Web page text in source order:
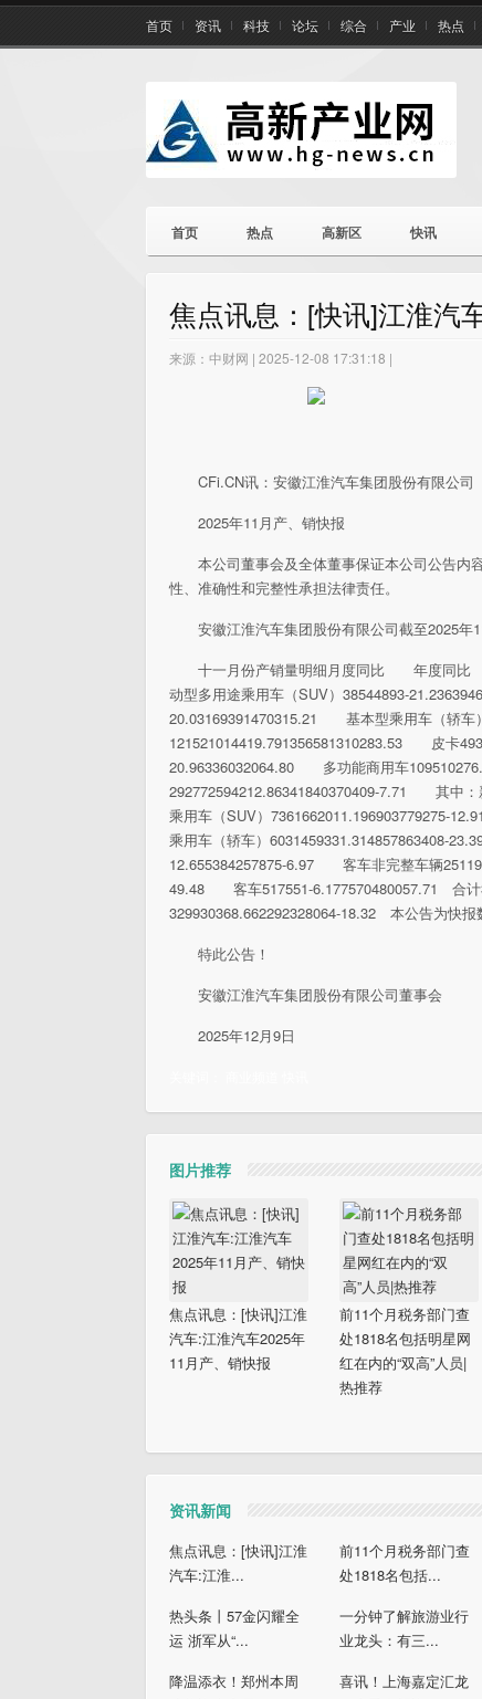
首页 资讯 科技 论坛 综合 产业 热点
首页 热点 高新区 快讯
焦点讯息：[快讯]江淮汽
来源：中财网 | 2025-12-08 17:31:18 |
CFi.CN讯：安徽江淮汽车集团股份有限公司
2025年11月产、销快报
本公司董事会及全体董事保证本公司公告内
性、准确性和完整性承担法律责任。
安徽江淮汽车集团股份有限公司截至2025
十一月份产销量明细月度同比 年度
动型多用途乘用车（SUV）38544893-
20.03169391470315.21 基本型乘用车（轿车
121521014419.791356581310283.53 皮卡
20.96336032064.80 多功能商用车
292772594212.86341840370409-7.71 其中：
乘用车（SUV）7361662011.196903779275-
乘用车（轿车）6031459331.314857863408-
12.655384257875-6.97 客车非完整车辆
49.48 客车517551-6.177570480057.71 合
329930368.662292328064-18.32 本公告为快报
特此公告！
安徽江淮汽车集团股份有限公司董事会
2025年12月9日
图片推荐
焦点讯息：[快讯]江淮
汽车:江淮汽车2025年
11月产、销快报
前11个月税务部门查
处1818名包括明星网
红在内的“双高”人员|
热推荐
资讯新闻
焦点讯息：[快讯]江淮
汽车:江淮...
前11个月税务部门查
处1818名包括...
热头条丨57金闪耀全
运 浙军从“...
一分钟了解旅游业行
业龙头：有三...
降温添衣！郑州本周
喜讯！上海嘉定汇龙